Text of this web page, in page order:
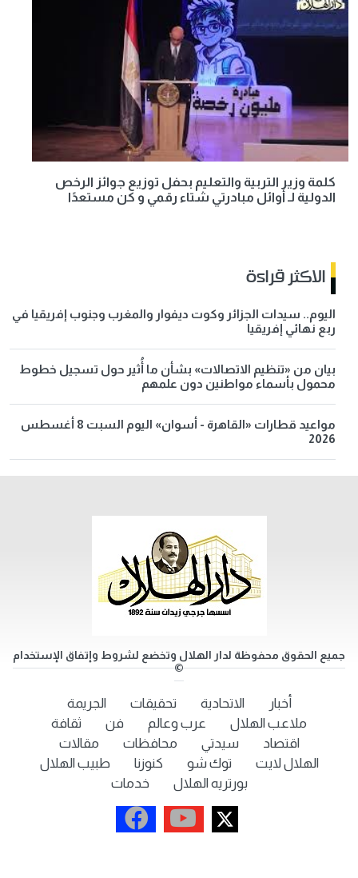
كلمة وزير التربية والتعليم بحفل توزيع جوائز الرخص
الدولية لـ أوائل مبادرتي شتاء رقمي و كن مستعدًا
الاكثر قراءة
اليوم.. سيدات الجزائر وكوت ديفوار والمغرب وجنوب إفريقيا في
ربع نهائي إفريقيا
بيان من «تنظيم الاتصالات» بشأن ما أُثير حول تسجيل خطوط
محمول بأسماء مواطنين دون علمهم
مواعيد قطارات «القاهرة - أسوان» اليوم السبت 8 أغسطس
2026
جميع الحقوق محفوظة لدار الهلال وتخضع لشروط وإتفاق الإستخدام
©
أخبار الاتحادية تحقيقات
الجريمة
ملاعب الهلال
عرب وعالم فن
ثقافة
اقتصاد
سيدتي محافظات
مقالات
الهلال لايت
توك شو كنوزنا
طبيب الهلال
بورتريه الهلال
خدمات